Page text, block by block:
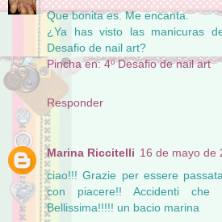
Que bonita es. Me encanta.
¿Ya has visto las manicuras
Desafio de nail art?
Pincha en: 4º Desafio de nail art
Responder
Marina Riccitelli 16 de mayo de
ciao!!! Grazie per essere
con piacere!! Accidenti che
Bellissima!!!!! un bacio marina